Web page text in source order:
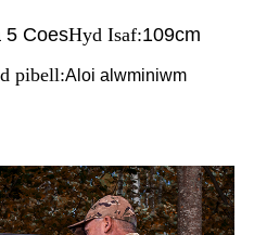
5 CoesHyd Isaf:109cm
pibell:Aloi alwminiwm